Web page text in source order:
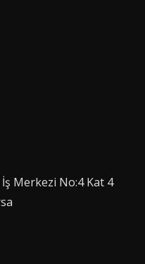
Merkezi No:4 Kat 4